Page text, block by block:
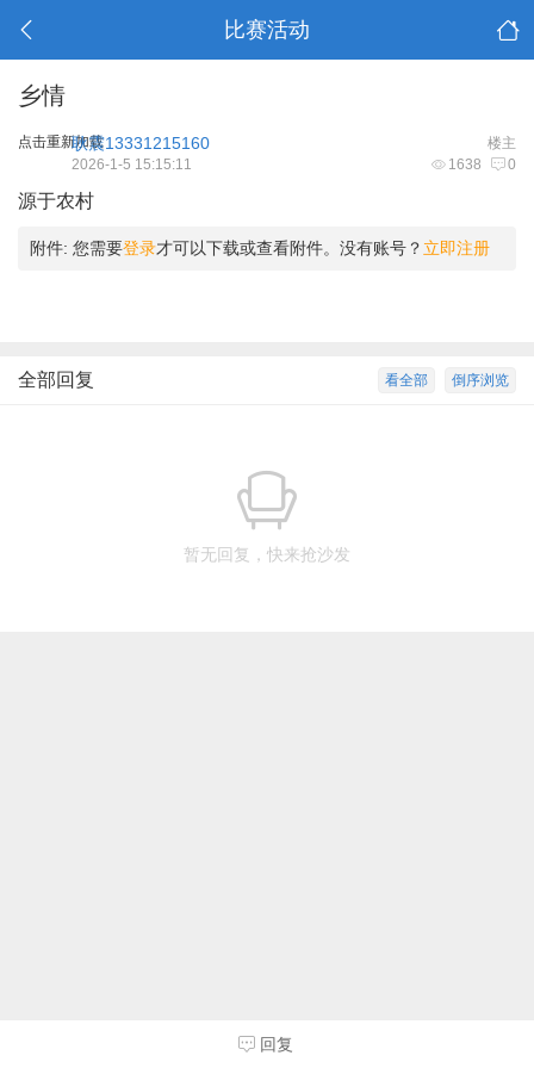
比赛活动
乡情
点击重新加载 楼主
耿震13331215160
1638 0
2026-1-5 15:15:11
源于农村
附件: 您需要登录才可以下载或查看附件。没有账号？ 立即注册
倒序浏览
看全部
全部回复
暂无回复，快来抢沙发
回复